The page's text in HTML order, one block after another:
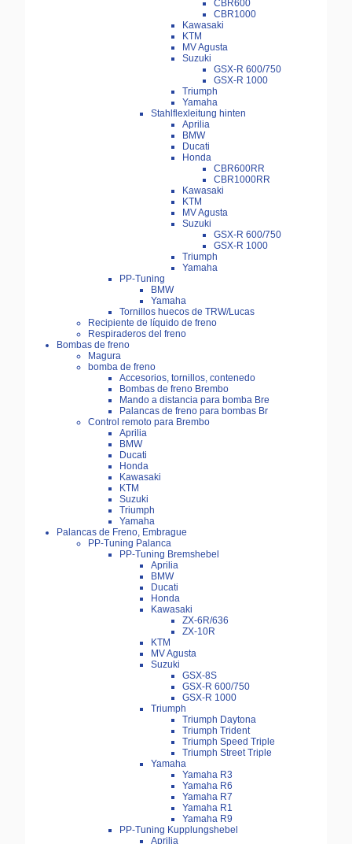
CBR600
CBR1000
Kawasaki
KTM
MV Agusta
Suzuki
GSX-R 600/750
GSX-R 1000
Triumph
Yamaha
Stahlflexleitung hinten
Aprilia
BMW
Ducati
Honda
CBR600RR
CBR1000RR
Kawasaki
KTM
MV Agusta
Suzuki
GSX-R 600/750
GSX-R 1000
Triumph
Yamaha
PP-Tuning
BMW
Yamaha
Tornillos huecos de TRW/Lucas
Recipiente de líquido de freno
Respiraderos del freno
Bombas de freno
Magura
bomba de freno
Accesorios, tornillos, contenedo
Bombas de freno Brembo
Mando a distancia para bomba Bre
Palancas de freno para bombas Br
Control remoto para Brembo
Aprilia
BMW
Ducati
Honda
Kawasaki
KTM
Suzuki
Triumph
Yamaha
Palancas de Freno, Embrague
PP-Tuning Palanca
PP-Tuning Bremshebel
Aprilia
BMW
Ducati
Honda
Kawasaki
ZX-6R/636
ZX-10R
KTM
MV Agusta
Suzuki
GSX-8S
GSX-R 600/750
GSX-R 1000
Triumph
Triumph Daytona
Triumph Trident
Triumph Speed Triple
Triumph Street Triple
Yamaha
Yamaha R3
Yamaha R6
Yamaha R7
Yamaha R1
Yamaha R9
PP-Tuning Kupplungshebel
Aprilia